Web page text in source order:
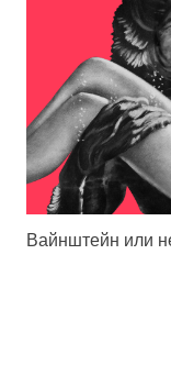
Вайнштейн или